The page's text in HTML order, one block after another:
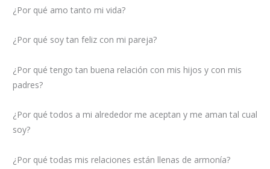
¿Por qué amo tanto mi vida?
¿Por qué soy tan feliz con mi pareja?
¿Por qué tengo tan buena relación con mis hijos y con mis
padres?
¿Por qué todos a mi alrededor me aceptan y me aman tal cual
soy?
¿Por qué todas mis relaciones están llenas de armonía?